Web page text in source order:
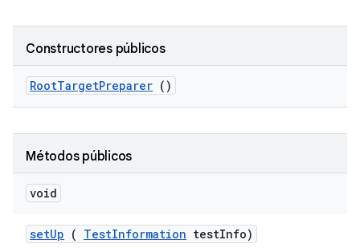
Constructores públicos
RootTargetPreparer ()
Métodos públicos
void
setUp ( TestInformation testInfo)